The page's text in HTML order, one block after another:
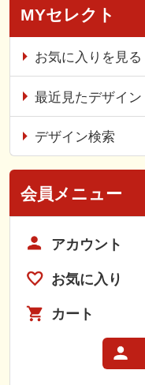
MYセレクト
お気に入りを見る
最近見たデザイン
デザイン検索
会員メニュー
アカウント
お気に入り
カート